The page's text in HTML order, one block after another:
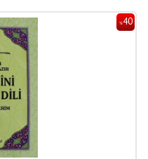
%40